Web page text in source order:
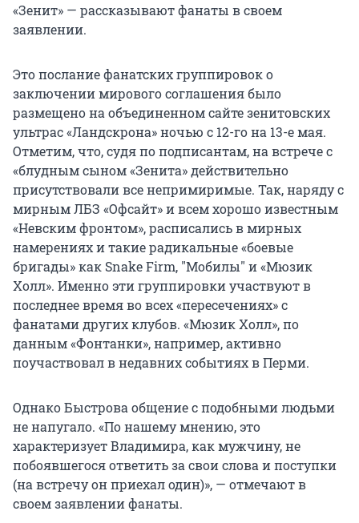
«Зенит» — рассказывают фанаты в своем
заявлении.
Это послание фанатских группировок о
заключении мирового соглашения было
размещено на объединенном сайте зенитовских
ультрас «Ландскрона» ночью с 12-го на 13-е мая.
Отметим, что, судя по подписантам, на встрече с
«блудным сыном «Зенита» действительно
присутствовали все непримиримые. Так, наряду с
мирным ЛБЗ «Офсайт» и всем хорошо известным
«Невским фронтом», расписались в мирных
намерениях и такие радикальные «боевые
бригады» как Snake Firm, "Мобилы" и «Мюзик
Холл». Именно эти группировки участвуют в
последнее время во всех «пересечениях» с
фанатами других клубов. «Мюзик Холл», по
данным «Фонтанки», например, активно
поучаствовал в недавних событиях в Перми.
Однако Быстрова общение с подобными людьми
не напугало. «По нашему мнению, это
характеризует Владимира, как мужчину, не
побоявшегося ответить за свои слова и поступки
(на встречу он приехал один)», — отмечают в
своем заявлении фанаты.